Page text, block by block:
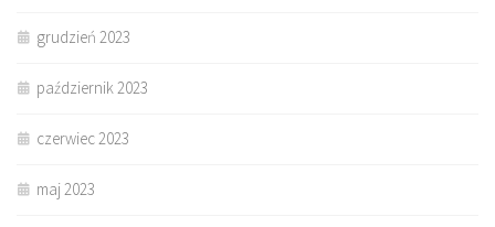
grudzień 2023
październik 2023
czerwiec 2023
maj 2023